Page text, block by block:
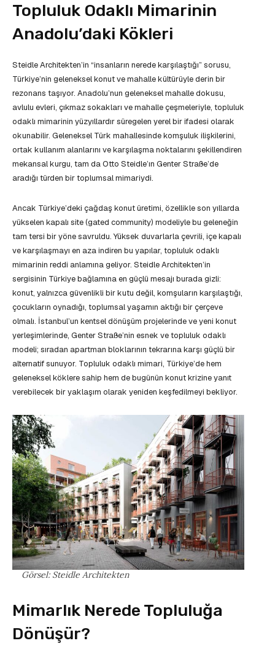
Topluluk Odaklı Mimarinin
Anadolu’daki Kökleri
Steidle Architekten’in “insanların nerede karşılaştığı” sorusu,
Türkiye’nin geleneksel konut ve mahalle kültürüyle derin bir
rezonans taşıyor. Anadolu’nun geleneksel mahalle dokusu,
avlulu evleri, çıkmaz sokakları ve mahalle çeşmeleriyle, topluluk
odaklı mimarinin yüzyıllardır süregelen yerel bir ifadesi olarak
okunabilir. Geleneksel Türk mahallesinde komşuluk ilişkilerini,
ortak kullanım alanlarını ve karşılaşma noktalarını şekillendiren
mekansal kurgu, tam da Otto Steidle’ın Genter Straße’de
aradığı türden bir toplumsal mimariydi.
Ancak Türkiye’deki çağdaş konut üretimi, özellikle son yıllarda
yükselen kapalı site (gated community) modeliyle bu geleneğin
tam tersi bir yöne savruldu. Yüksek duvarlarla çevrili, içe kapalı
ve karşılaşmayı en aza indiren bu yapılar, topluluk odaklı
mimarinin reddi anlamına geliyor. Steidle Architekten’in
sergisinin Türkiye bağlamına en güçlü mesajı burada gizli:
konut, yalnızca güvenlikli bir kutu değil, komşuların karşılaştığı,
çocukların oynadığı, toplumsal yaşamın aktığı bir çerçeve
olmalı. İstanbul’un kentsel dönüşüm projelerinde ve yeni konut
yerleşimlerinde, Genter Straße’nin esnek ve topluluk odaklı
modeli; sıradan apartman bloklarının tekrarına karşı güçlü bir
alternatif sunuyor. Topluluk odaklı mimari, Türkiye’de hem
geleneksel köklere sahip hem de bugünün konut krizine yanıt
verebilecek bir yaklaşım olarak yeniden keşfedilmeyi bekliyor.
Görsel: Steidle Architekten
Mimarlık Nerede Topluluğa
Dönüşür?